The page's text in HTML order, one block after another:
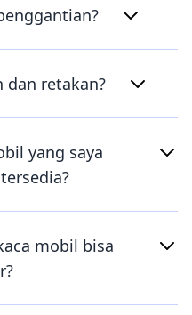
dan retakan?
yang saya
mobil bisa